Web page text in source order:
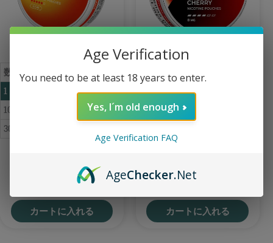
数量
価格
1
4.49
10
30+
カートに入れる
1
10
カートに入れる
Age Verification
You need to be at least 18 years to enter.
Yes, I´m old enough
Age Verification FAQ
AgeChecker.Net